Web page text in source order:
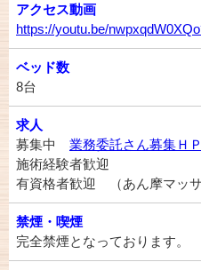
アクセス動画
https://youtu.be/
ベッド数
8台
求人
募集中 業務委託さん募集ＨＰ
施術経験者歓迎
有資格者歓迎 （あん摩マッサ
禁煙・喫煙
完全禁煙となっております。